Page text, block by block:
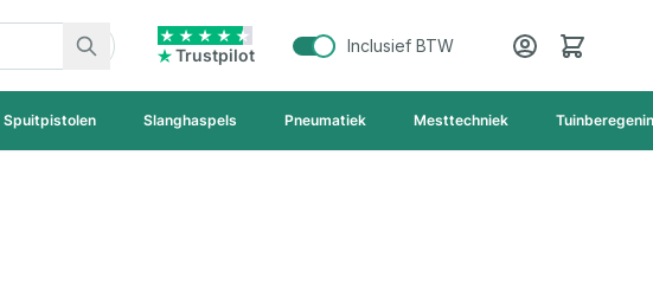
Trustpilot
Inclusief BTW Cart
Spuitpistolen Slanghaspels Pneumatiek Mesttechniek